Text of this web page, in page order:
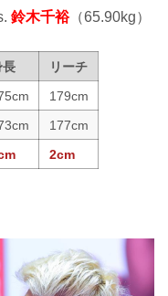
鈴木千裕（65.90kg）
長
リーチ
179cm
177cm
2cm